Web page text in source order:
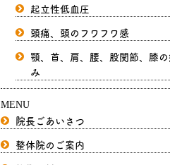
起立性低血圧
頭痛、頭のフワフワ感
顎、首、肩、腰、股関節、膝
み
MENU
院長ごあいさつ
整体院のご案内